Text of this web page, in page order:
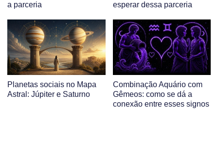
a parceria
esperar dessa parceria
Planetas sociais no Mapa
Astral: Júpiter e Saturno
Combinação Aquário com
Gêmeos: como se dá a
conexão entre esses signos